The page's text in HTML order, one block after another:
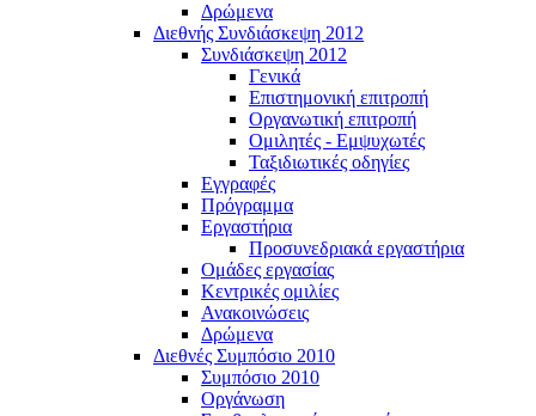
Δρώμενα
Διεθνής Συνδιάσκεψη 2012
Συνδιάσκεψη 2012
Γενικά
Επιστημονική επιτροπή
Οργανωτική επιτροπή
Ομιλητές - Εμψυχωτές
Ταξιδιωτικές οδηγίες
Εγγραφές
Πρόγραμμα
Εργαστήρια
Προσυνεδριακά εργαστήρια
Ομάδες εργασίας
Κεντρικές ομιλίες
Ανακοινώσεις
Δρώμενα
Διεθνές Συμπόσιο 2010
Συμπόσιο 2010
Οργάνωση